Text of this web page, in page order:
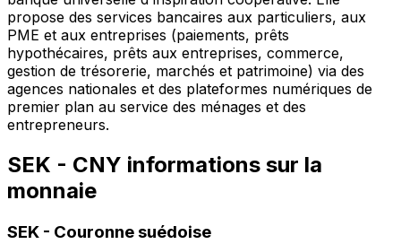
propose des services bancaires aux particuliers, aux
PME et aux entreprises (paiements, prêts
hypothécaires, prêts aux entreprises, commerce,
gestion de trésorerie, marchés et patrimoine) via des
agences nationales et des plateformes numériques de
premier plan au service des ménages et des
entrepreneurs.
SEK - CNY informations sur la
monnaie
SEK - Couronne suédoise